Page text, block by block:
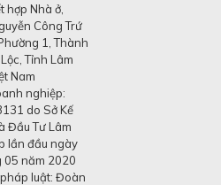
hợp Nhà ở,
Công Trứ
1, Thành
Tỉnh Lâm
Nam
nghiệp:
do Sở Kế
Đầu Tư Lâm
lần đầu ngày
05 năm 2020
luật: Đoàn